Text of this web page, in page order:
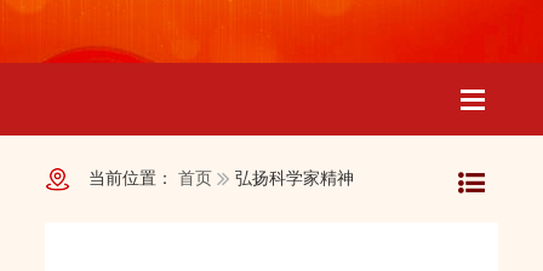
当前位置： 首页 弘扬科学家精神